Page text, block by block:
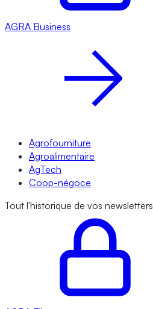
AGRA Business
Agrofourniture
Agroalimentaire
AgTech
Coop-négoce
Tout l'historique de vos